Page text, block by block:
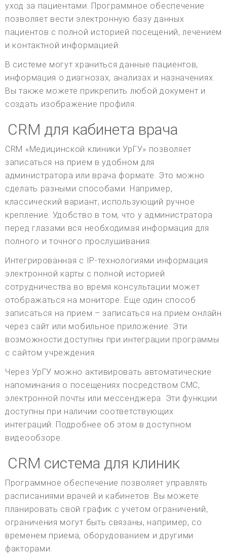
уход за пациентами. Программное обеспечение
позволяет вести электронную базу данных
пациентов с полной историей посещений, лечением
и контактной информацией.
В системе могут храниться данные пациентов,
информация о диагнозах, анализах и назначениях.
Вы также можете прикрепить любой документ и
создать изображение профиля.
CRM для кабинета врача
CRM «Медицинской клиники УрГУ» позволяет
записаться на прием в удобном для
администратора или врача формате. Это можно
сделать разными способами. Например,
классический вариант, использующий ручное
крепление. Удобство в том, что у администратора
перед глазами вся необходимая информация для
полного и точного прослушивания.
Интегрированная с IP-технологиями информация
электронной карты с полной историей
сотрудничества во время консультации может
отображаться на мониторе. Еще один способ
записаться на прием – записаться на прием онлайн
через сайт или мобильное приложение. Эти
возможности доступны при интеграции программы
с сайтом учреждения.
Через УрГУ можно активировать автоматические
напоминания о посещениях посредством СМС,
электронной почты или мессенджера. Эти функции
доступны при наличии соответствующих
интеграций. Подробнее об этом в доступном
видеообзоре.
CRM система для клиник
Программное обеспечение позволяет управлять
расписаниями врачей и кабинетов. Вы можете
планировать свой график с учетом ограничений,
ограничения могут быть связаны, например, со
временем приема, оборудованием и другими
факторами.